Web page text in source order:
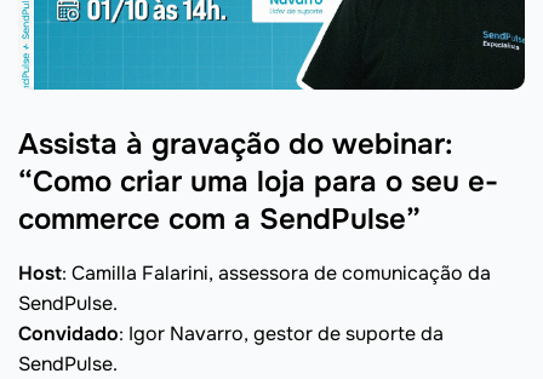
Assista à gravação do webinar:
“Como criar uma loja para o seu e-
commerce com a SendPulse”
Host: Camilla Falarini, assessora de comunicação da
SendPulse.
Convidado: Igor Navarro, gestor de suporte da
SendPulse.